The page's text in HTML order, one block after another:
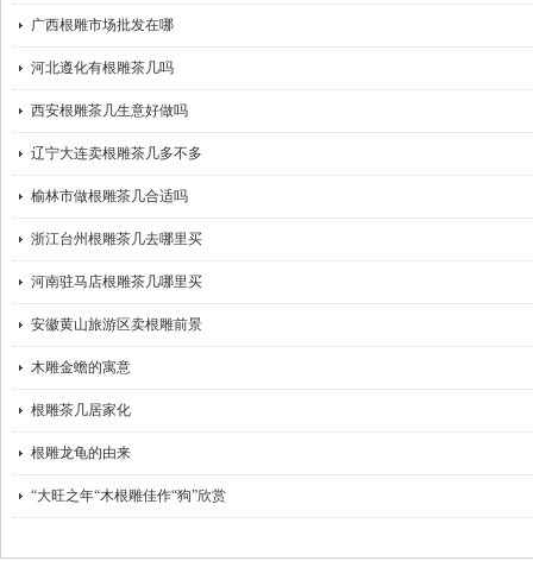
广西根雕市场批发在哪
河北遵化有根雕茶几吗
西安根雕茶几生意好做吗
辽宁大连卖根雕茶几多不多
榆林市做根雕茶几合适吗
浙江台州根雕茶几去哪里买
河南驻马店根雕茶几哪里买
安徽黄山旅游区卖根雕前景
木雕金蟾的寓意
根雕茶几居家化
根雕龙龟的由来
“大旺之年“木根雕佳作“狗”欣赏